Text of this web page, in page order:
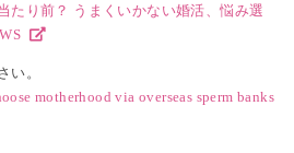
たり前？ うまくいかない婚活、悩み選
い。
motherhood via overseas sperm banks